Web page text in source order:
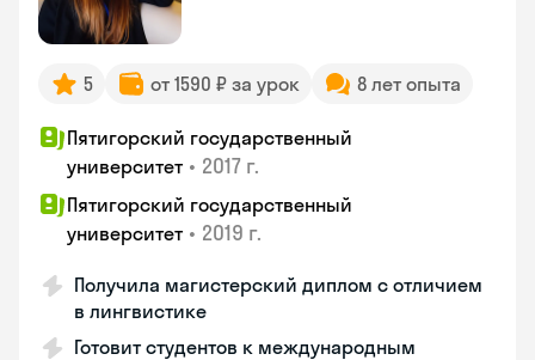
5 от 1590 ₽ за урок 8 лет опыта
Пятигорский государственный
университет • 2017 г.
Пятигорский государственный
университет • 2019 г.
Получила магистерский диплом с отличием
в лингвистике
Готовит студентов к международным